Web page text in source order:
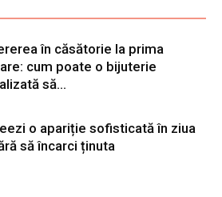
în căsătorie la prima
cum poate o bijuterie
să...
o apariție sofisticată în ziua
să încarci ținuta